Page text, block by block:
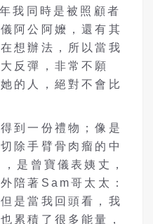
年我同時是被 照顧者
阿公阿嬤，還有其
想辦法，所以當我
反彈，非常不願
的人，絕對不會比
到一份禮物；像是
除手臂骨肉瘤的中
，是曾寶儀表姨丈，
陪著 Sam哥太太：
是當我回頭看，我
累積了很多能量，